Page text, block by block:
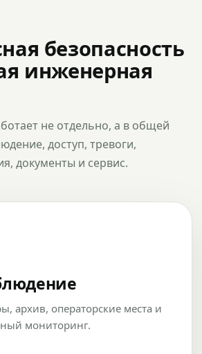
безопасность
инженерная
не отдельно, а в общей
доступ, тревоги,
документы и сервис.
архив, операторские места и
мониторинг.